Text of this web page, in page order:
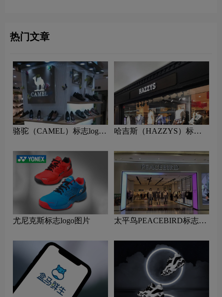
热门文章
骆驼（CAMEL）标志logo
哈吉斯（HAZZYS）标志
尤尼克斯标志logo图片
太平鸟PEACEBIRD标志